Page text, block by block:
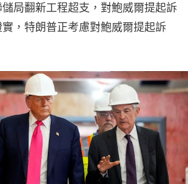
局翻新工程超支，對鮑威爾提起訴
，特朗普正考慮對鮑威爾提起訴